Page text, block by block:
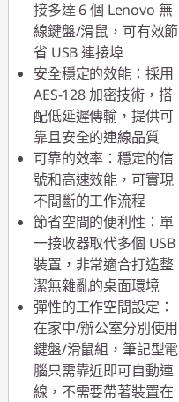
接多達 6 個 Lenovo 無
線鍵盤/滑鼠，可有效節
省 USB 連接埠
安全穩定的效能：採用
AES-128 加密技術，搭
配低延遲傳輸，提供可
靠且安全的連線品質
可靠的效率：穩定的信
號和高速效能，可實現
不間斷的工作流程
節省空間的便利性：單
一接收器取代多個 USB
裝置，非常適合打造整
潔無雜亂的桌面環境
彈性的工作空間設定：
在家中/辦公室分別使用
鍵盤/滑鼠組，筆記型電
腦只需靠近即可自動連
線，不需要帶著裝置在